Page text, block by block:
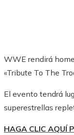
WWE rendirá
«Tribute To The
El evento tendrá
superestrellas
HAGA CLIC AQUÍ